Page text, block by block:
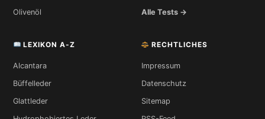
Olivenöl
Alle Tests →
LEXIKON A-Z
Alcantara
Büffelleder
Glattleder
RECHTLICHES
Impressum
Datenschutz
Sitemap